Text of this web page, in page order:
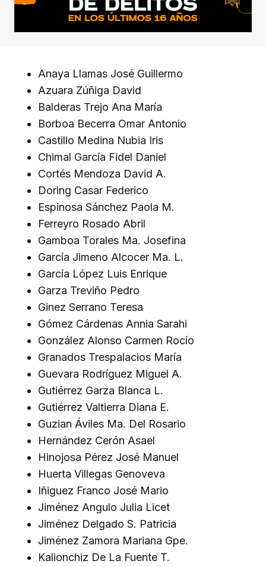
Anaya Llamas José Guillermo
Azuara Zúñiga David
Balderas Trejo Ana María
Borboa Becerra Omar Antonio
Castillo Medina Nubia Iris
Chimal García Fidel Daniel
Cortés Mendoza David A.
Doring Casar Federico
Espinosa Sánchez Paola M.
Ferreyro Rosado Abril
Gamboa Torales Ma. Josefina
García Jimeno Alcocer Ma. L.
García López Luis Enrique
Garza Treviño Pedro
Ginez Serrano Teresa
Gómez Cárdenas Annia Sarahi
González Alonso Carmen Rocío
Granados Trespalacios María
Guevara Rodríguez Miguel A.
Gutiérrez Garza Blanca L.
Gutiérrez Valtierra Diana E.
Guzian Áviles Ma. Del Rosario
Hernández Cerón Asael
Hinojosa Pérez José Manuel
Huerta Villegas Genoveva
Iñiguez Franco José Mario
Jiménez Angulo Julia Licet
Jiménez Delgado S. Patricia
Jiménez Zamora Mariana Gpe.
Kalionchiz De La Fuente T.